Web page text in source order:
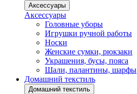
Аксессуары
Аксессуары
Головные уборы
Игрушки ручной работы
Носки
Женские сумки, рюкзаки
Украшения, бусы, пояса
Шали, палантины, шарфы
Домашний текстиль
Домашний текстиль